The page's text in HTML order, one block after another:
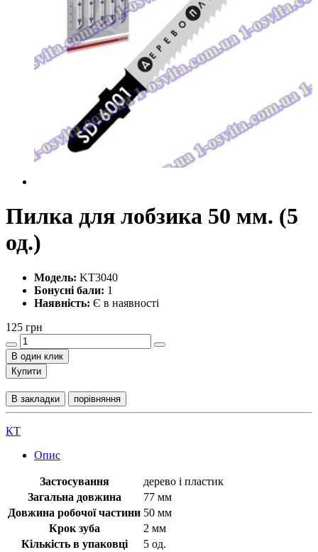
Пилка для лобзика 50 мм. (5
од.)
Модель: KT3040
Бонусні бали: 1
Наявність: Є в наявності
125 грн
В один клик
Купити
В закладки порівняння
КТ
Опис
Застосування
дерево і пластик
Загальна довжина
77 мм
Довжина робочої частини 50 мм
Крок зуба
2 мм
Кількість в упаковці
5 од.